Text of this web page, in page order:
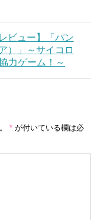
ビュー】「パン
）」～サイコロ
力ゲーム！～
* が付いている欄は必